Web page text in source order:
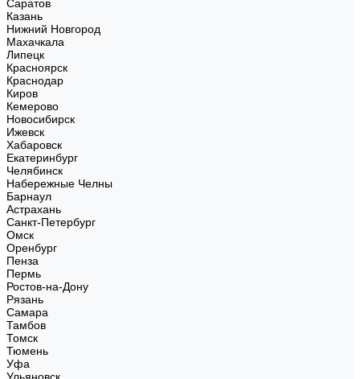
Саратов
Казань
Нижний Новгород
Махачкала
Липецк
Красноярск
Краснодар
Киров
Кемерово
Новосибирск
Ижевск
Хабаровск
Екатеринбург
Челябинск
Набережные Челны
Барнаул
Астрахань
Санкт-Петербург
Омск
Оренбург
Пенза
Пермь
Ростов-на-Дону
Рязань
Самара
Тамбов
Томск
Тюмень
Уфа